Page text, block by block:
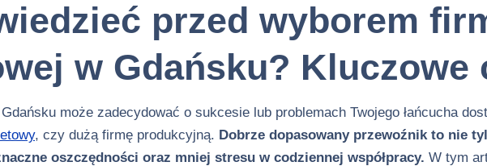
przed wyborem
w Gdańsku? Kluczowe
może zadecydować o sukcesie lub problemach Twojego łańcucha
, czy dużą firmę produkcyjną. Dobrze dopasowany przewoźnik to nie
oszczędności oraz mniej stresu w codziennej współpracy. W tym